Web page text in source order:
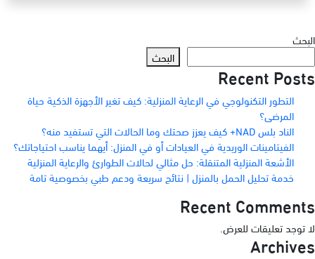
البحث
البحث
Recent Posts
التطور التكنولوجي في الرعاية المنزلية: كيف تغير الأجهزة الذكية حياة
المرضى؟
الناد بلس NAD+ كيف يعزز صحتك وما الحالات التي تستفيد منه؟
الفيتامينات الوريدية في العيادات أو في المنزل: أيهما يناسب احتياجاتك؟
الأشعة المنزلية المتنقلة: حل مثالي لحالات الطوارئ والرعاية المنزلية
خدمة تحليل الحمل بالمنزل | نتائج سريعة ودعم طبي بخصوصية تامة
Recent Comments
لا توجد تعليقات للعرض.
Archives